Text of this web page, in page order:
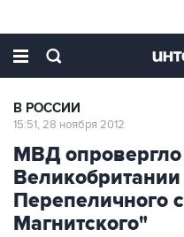
В РОССИИ
15:51, 28 ноября 2012
МВД
Перепеличного
Магнитского"